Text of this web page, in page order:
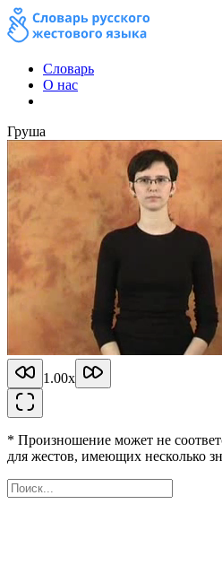
Словарь
О нас
Груша
1.00x
* Произношение может не
для жестов, имеющих несколько